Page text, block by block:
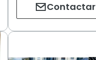
Contactar